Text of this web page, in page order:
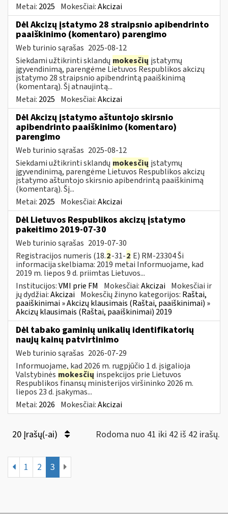
Metai: 2025 Mokesčiai:Akcizai
Dėl Akcizų įstatymo 28 straipsnio apibendrinto
paaiškinimo (komentaro) parengimo
Web turinio sąrašas 2025-08-12
Siekdami užtikrinti sklandų mokesčių įstatymų
įgyvendinimą, parengėme Lietuvos Respublikos akcizų
įstatymo 28 straipsnio apibendrintą paaiškinimą
(komentarą). Šį atnaujintą...
Metai: 2025 Mokesčiai:Akcizai
Dėl Akcizų įstatymo aštuntojo skirsnio
apibendrinto paaiškinimo (komentaro)
parengimo
Web turinio sąrašas 2025-08-12
Siekdami užtikrinti sklandų mokesčių įstatymų
įgyvendinimą, parengėme Lietuvos Respublikos akcizų
įstatymo aštuntojo skirsnio apibendrintą paaiškinimą
(komentarą). Šį...
Metai: 2025 Mokesčiai:Akcizai
Dėl Lietuvos Respublikos akcizų įstatymo
pakeitimo 2019-07-30
Web turinio sąrašas 2019-07-30
Registracijos numeris (18.2-31-2 E) RM-23304 Ši
informacija skelbiama: 2019 metai Informuojame, kad
2019 m. liepos 9 d. priimtas Lietuvos...
Institucijos:VMI prie FM Mokesčiai:Akcizai Mokesčiai ir
jų dydžiai:Akcizai Mokesčių žinyno kategorijos: Raštai,
paaiškinimai » Akcizų klausimais (Raštai, paaiškinimai) »
Akcizų klausimais (Raštai, paaiškinimai) 2019
Dėl tabako gaminių unikalių identifikatorių
naujų kainų patvirtinimo
Web turinio sąrašas 2026-07-29
Informuojame, kad 2026 m. rugpjūčio 1 d. įsigalioja
Valstybinės mokesčių inspekcijos prie Lietuvos
Respublikos finansų ministerijos viršininko 2026 m.
liepos 23 d. įsakymas...
Metai: 2026 Mokesčiai:Akcizai
20 Įrašų(-ai) Rodoma nuo 41 iki 42 iš 42 irašų.
1 2 3